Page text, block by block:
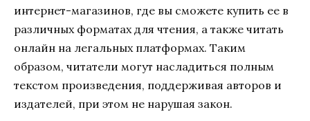
интернет-магазинов, где вы сможете купить ее в
различных форматах для чтения, а также читать
онлайн на легальных платформах. Таким
образом, читатели могут насладиться полным
текстом произведения, поддерживая авторов и
издателей, при этом не нарушая закон.